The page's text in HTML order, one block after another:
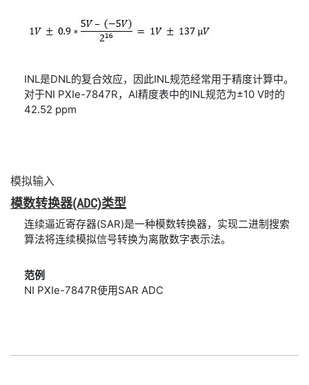
INL是DNL的复合效应，因此INL规范经常用于精度计算中。
对于NI PXIe-7847R，AI精度表中的INL规范为±10 V时的
42.52 ppm
模拟输入
模数转换器(ADC)类型
连续逼近寄存器(SAR)是一种模数转换器，实现二进制搜索
算法将连续模拟信号转换为离散数字表示法。
范例
NI PXIe-7847R使用SAR ADC